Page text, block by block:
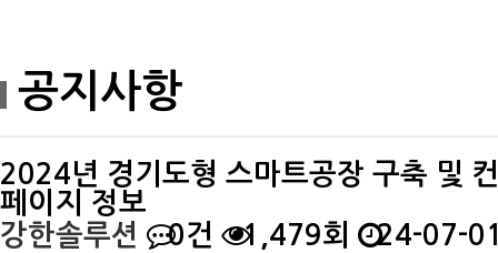
공지사항
2024년 경기도형 스마트공장 구축 및
페이지 정보
강한솔루션
0건 1,479회
24-07-